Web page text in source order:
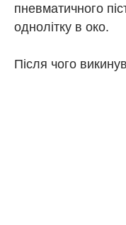
пневматичного
однолітку в око.
Після чого